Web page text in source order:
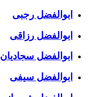
ابوالفضل رجبی
ابوالفضل رزاقی
ابوالفضل سجادیان
ابوالفضل سیفی